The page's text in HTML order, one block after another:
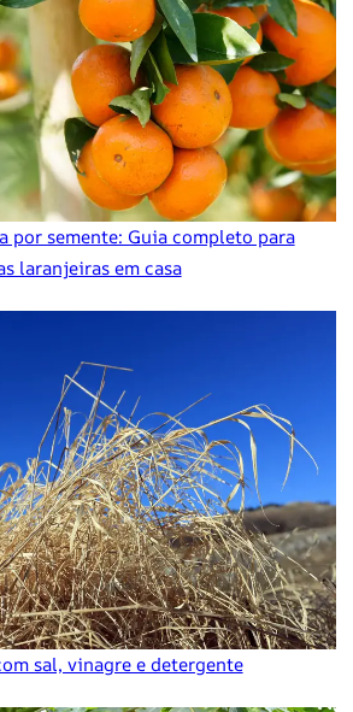
por semente: Guia completo para
laranjeiras em casa
sal, vinagre e detergente